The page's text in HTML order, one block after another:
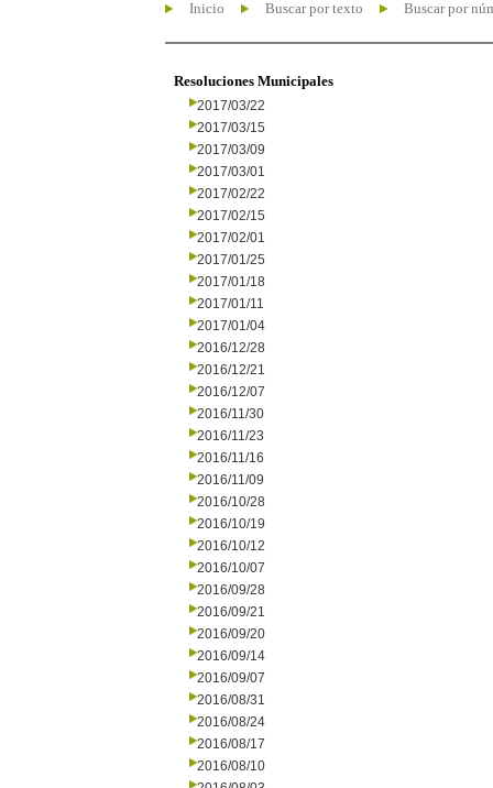
Inicio Buscar por texto Buscar por
Resoluciones Municipales
2017/03/22
2017/03/15
2017/03/09
2017/03/01
2017/02/22
2017/02/15
2017/02/01
2017/01/25
2017/01/18
2017/01/11
2017/01/04
2016/12/28
2016/12/21
2016/12/07
2016/11/30
2016/11/23
2016/11/16
2016/11/09
2016/10/28
2016/10/19
2016/10/12
2016/10/07
2016/09/28
2016/09/21
2016/09/20
2016/09/14
2016/09/07
2016/08/31
2016/08/24
2016/08/17
2016/08/10